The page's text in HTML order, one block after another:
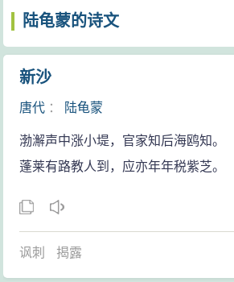
陆龟蒙的诗文
新沙
唐代 ： 陆龟蒙
渤澥声中涨小堤，官家知后海鸥知。
蓬莱有路教人到，应亦年年税紫芝。
讽刺 揭露